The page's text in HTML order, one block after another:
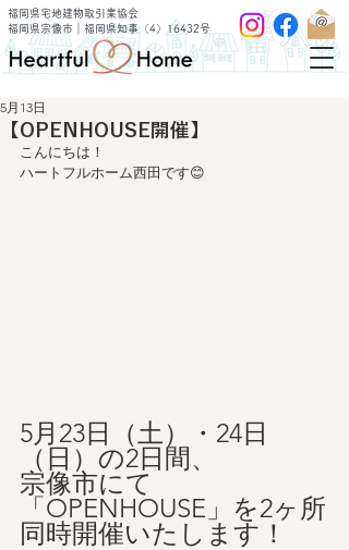
福岡県宗像市｜福岡県知事（4）16432号
福岡県宅地建物取引業協会
【OPENHOUSE開催】
5月13日
こんにちは！
ハートフルホーム西田です😊
5月23日（土）・24日
（日）の2日間、
宗像市にて
「OPENHOUSE」を2ヶ所
同時開催いたします！